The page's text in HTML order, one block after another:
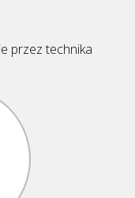
przez technika